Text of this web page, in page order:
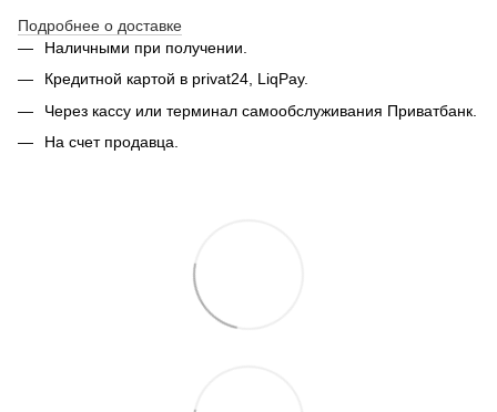
Подробнее о доставке
Наличными при получении.
Кредитной картой в privat24, LiqPay.
Через кассу или терминал самообслуживания Приватбанк.
На счет продавца.